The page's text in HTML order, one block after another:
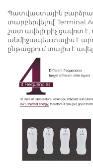
Պատվաստային
տարբերվելով՝ Terminal
շատ ավելի քիչ ցավոտ է,
անմիջապես տալիս է
ընթացքում տալիս է